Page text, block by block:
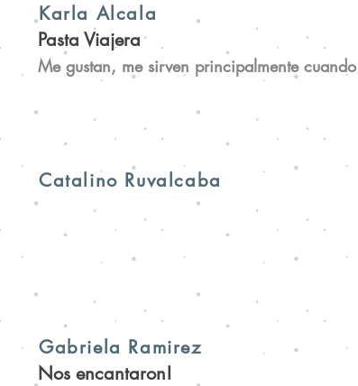
Karla Alcala
Pasta Viajera
Me gustan, me sirven principalmente
Catalino Ruvalcaba
Gabriela Ramirez
Nos encantaron!